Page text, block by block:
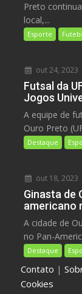
Preto
local,...
Esporte
out 24, 2023
Futsal da
Jogos
A equipe de
Ouro Preto
Destaque
out 18, 2023
Ginasta de
americano
A cidade de
no Pan-
Destaque
Contato |
Cookies